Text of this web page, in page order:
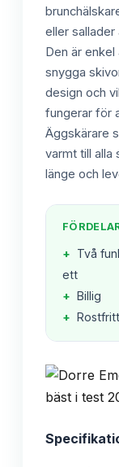
eller
Den är
snygga
design och
fungerar för
Äggskärare
varmt till alla
länge och
+ Två
ett
+ Billig
+